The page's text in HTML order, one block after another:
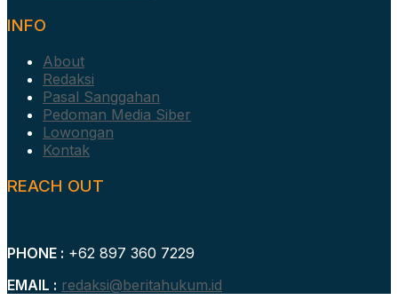
INFO
About
Redaksi
Pasal Sanggahan
Pedoman Media Siber
Lowongan
Kontak
REACH OUT
PHONE : +62 897 360 7229
EMAIL : redaksi@beritahukum.id